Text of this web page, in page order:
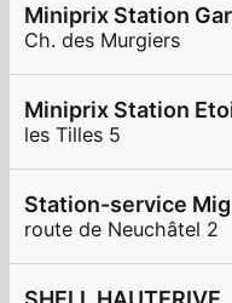
Ch. des Murgiers
les Tilles 5
Station-service
route de Neuchâtel 2